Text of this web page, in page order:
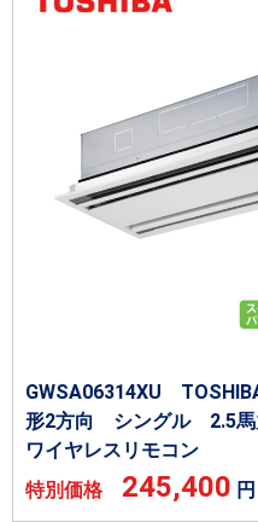
GWSA06314XU
形2方向 シングル 2.5
ワイヤレスリモコン
特別価格 245,400 円